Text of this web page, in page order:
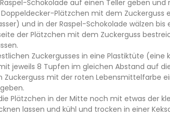
Schokolade auf einen Teller geben
Doppeldecker-Plätzchen mit dem
und in der Raspel-Schokolade wälzen
der Plätzchen mit dem Zuckerguss
Zuckergusses in eine Plastiktüte
jeweils 8 Tupfen im gleichen Abstand auf
Zuckerguss mit der roten Lebensmittelfarbe
Plätzchen in der Mitte noch mit etwas der
lassen und kühl und trocken in einer